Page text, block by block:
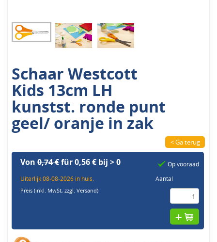
Schaar Westcott
Kids 13cm LH
kunstst. ronde punt
geel/ oranje in zak
< Ga terug
Von0,74 €für 0,56 € bij > 0
Uiterlijk 08-08-2026 in huis.
Preis (inkl. MwSt,zzgl. Versand)
Op vooraad
Aantal